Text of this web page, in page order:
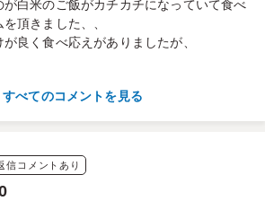
白米のご飯がカチカチになっていて食べ
頂きました、、
良く食べ応えがありましたが、
すべてのコメントを見る
信コメントあり